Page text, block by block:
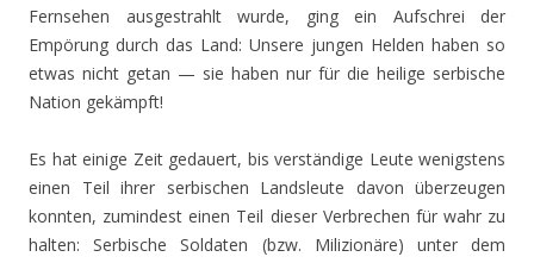
Fernsehen ausgestrahlt wurde, ging ein Aufschrei der
Empörung durch das Land: Unsere jungen Helden haben so
etwas nicht getan — sie haben nur für die heilige serbische
Nation gekämpft!
Es hat einige Zeit gedauert, bis verständige Leute wenigstens
einen Teil ihrer serbischen Landsleute davon überzeugen
konnten, zumindest einen Teil dieser Verbrechen für wahr zu
halten: Serbische Soldaten (bzw. Milizionäre) unter dem